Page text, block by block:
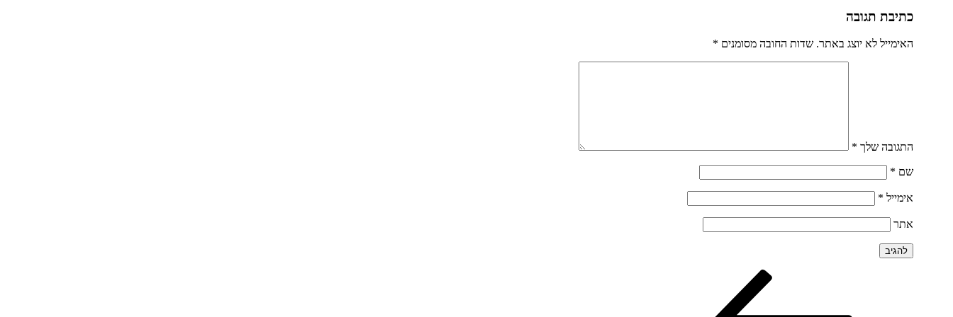
כתיבת תגובה
האימייל לא יוצג באתר. שדות החובה מסומנים *
התגובה שלך *
שם *
אימייל *
אתר